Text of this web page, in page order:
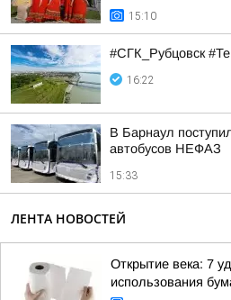
15:10
#СГК_Рубцовск
16:22
В Барнаул
автобусов НЕФАЗ
15:33
ЛЕНТА НОВОСТЕЙ
Открытие века: 7
использования